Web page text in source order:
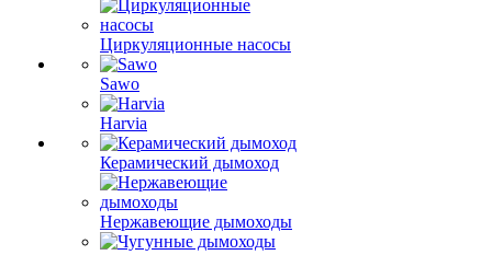
Циркуляционные насосы
Sawo
Harvia
Керамический дымоход
Нержавеющие дымоходы